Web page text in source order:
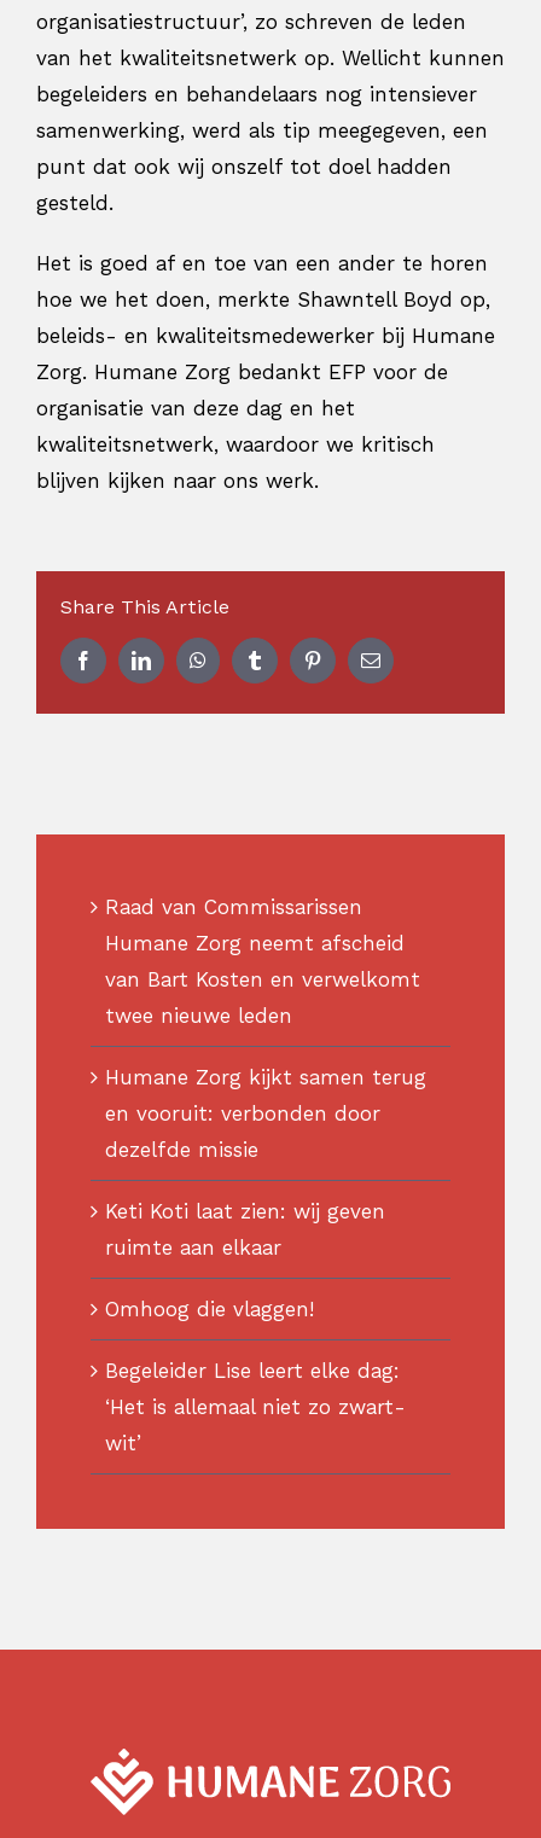
organisatiestructuur’, zo schreven de leden
van het kwaliteitsnetwerk op. Wellicht kunnen
begeleiders en behandelaars nog intensiever
samenwerking, werd als tip meegegeven, een
punt dat ook wij onszelf tot doel hadden
gesteld.
Het is goed af en toe van een ander te horen
hoe we het doen, merkte Shawntell Boyd op,
beleids- en kwaliteitsmedewerker bij Humane
Zorg. Humane Zorg bedankt EFP voor de
organisatie van deze dag en het
kwaliteitsnetwerk, waardoor we kritisch
blijven kijken naar ons werk.
Share This Article
FacebookLinkedInWhatsAppTumblr PinterestE-
mail
Raad van Commissarissen
Humane Zorg neemt afscheid
van Bart Kosten en verwelkomt
twee nieuwe leden
Humane Zorg kijkt samen terug
en vooruit: verbonden door
dezelfde missie
Keti Koti laat zien: wij geven
ruimte aan elkaar
Omhoog die vlaggen!
Begeleider Lise leert elke dag:
‘Het is allemaal niet zo zwart-
wit’